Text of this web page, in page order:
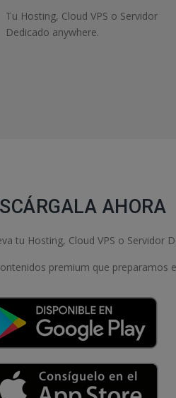
Tu Hosting, Cloud VPS o Servidor
Dedicado anywhere.
AHORA
tu Hosting, Cloud VPS o Servidor
premium que preparamos